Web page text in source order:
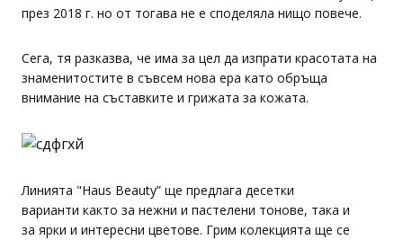
през 2018 г. но от тогава не е споделяла нищо повече.
Сега, тя разказва, че има за цел да изпрати красотата на
знаменитостите в съвсем нова ера като обръща
внимание на съставките и грижата за кожата.
Линията "Haus Beauty” ще предлага десетки
варианти както за нежни и пастелени тонове, така и
за ярки и интересни цветове. Грим колекцията ще се